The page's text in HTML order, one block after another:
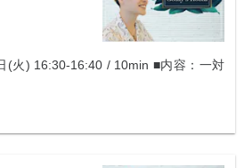
(火) 16:30-16:40 / 10min ■内容：一対